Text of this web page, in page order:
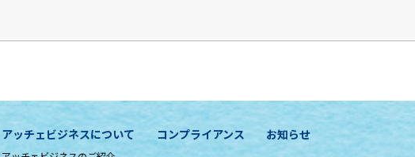
アッチェビジネスについて コンプライアンス お知らせ